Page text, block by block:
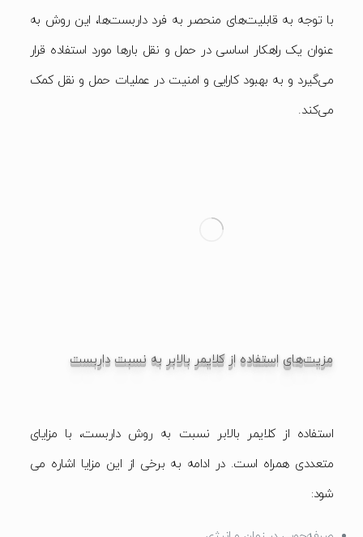
با توجه به قابلیت‌های منحصر به فرد داربست‌ها، این روش به
عنوان یک راهکار اساسی در حمل و نقل بارها مورد استفاده قرار
می‌گیرد و به بهبود کارایی و امنیت در عملیات حمل و نقل کمک
می‌کند.
مزیت‌های استفاده از کلایمر بالابر به نسبت داربست
استفاده از کلایمر بالابر نسبت به روش داربست، با مزایای
متعددی همراه است. در ادامه به برخی از این مزایا اشاره می
شود: